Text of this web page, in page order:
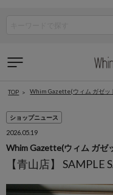
TOP Whim Gazette(ウィム ガゼッ
ショップニュース
2026.05.19
Whim Gazette(ウィム ガゼ
【青山店】 SAMPLE